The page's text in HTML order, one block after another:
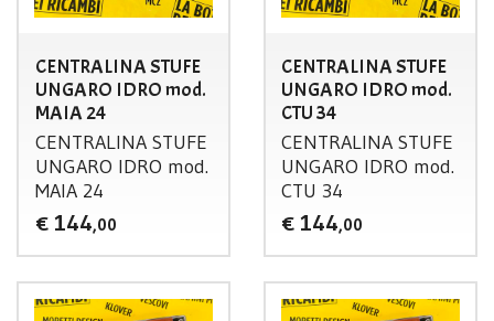
CENTRALINA STUFE
UNGARO IDRO mod.
MAIA 24
CENTRALINA STUFE
UNGARO IDRO mod.
MAIA24
€ 144,00
CENTRALINA STUFE
UNGARO IDRO mod.
CTU 34
CENTRALINA STUFE
UNGARO IDRO mod.
CTU 34
€ 144,00